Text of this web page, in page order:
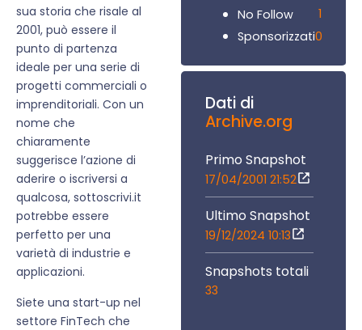
sua storia che risale al
2001, può essere il
punto di partenza
ideale per una serie di
progetti commerciali o
imprenditoriali. Con un
nome che
chiaramente
suggerisce l’azione di
aderire o iscriversi a
qualcosa, sottoscrivi.it
potrebbe essere
perfetto per una
varietà di industrie e
applicazioni.
Siete una start-up nel
settore FinTech che
No Follow
1
Sponsorizzati0
Dati di
Archive.org
Primo Snapshot
17/04/2001 21:52
Ultimo Snapshot
19/12/2024 10:13
Snapshots totali
33